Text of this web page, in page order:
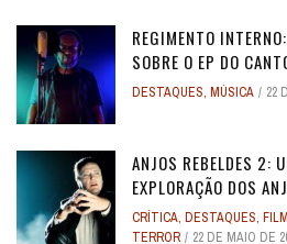
REGIMENTO
SOBRE O EP DO
DESTAQUES, MÚSICA 22
ANJOS REBELDES 2:
EXPLORAÇÃO DOS
CRÍTICA, DESTAQUES,
TERROR
22 DE MAIO DE